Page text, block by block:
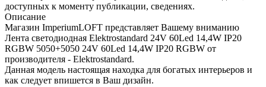
доступных к моменту публикации, сведениях.
Описание
Магазин ImperiumLOFT представляет Вашему вниманию
Лента светодиодная Elektrostandard 24V 60Led 14,4W IP20
RGBW 5050+5050 24V 60Led 14,4W IP20 RGBW от
производителя - Elektrostandard.
Данная модель настоящая находка для богатых интерьеров и
как следует впишется в Ваш дизайн.